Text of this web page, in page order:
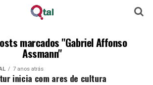
marcados "Gabriel Affonso
Assmann"
7 anos atrás
inicia com ares de cultura